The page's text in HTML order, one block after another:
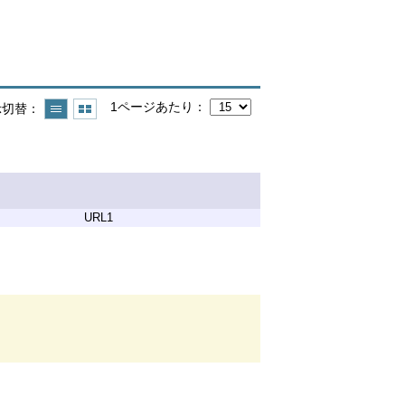
替 1ページあたり
URL1